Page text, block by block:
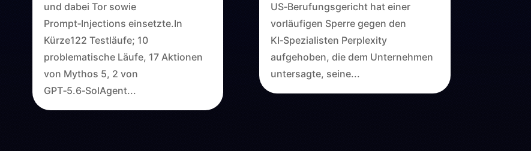
und dabei Tor sowie
Prompt‑Injections einsetzte.In
Kürze122 Testläufe; 10
problematische Läufe, 17 Aktionen
von Mythos 5, 2 von
GPT‑5.6‑SolAgent...
US‑Berufungsgericht hat einer
vorläufigen Sperre gegen den
KI‑Spezialisten Perplexity
aufgehoben, die dem Unternehmen
untersagte, seine...